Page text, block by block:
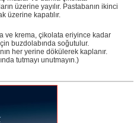
üzerine yayılır. Pastabanın ikinci
üzerine kapatılır.
ve krema, çikolata eriyince kadar
buzdolabında soğutulur.
her yerine dökülerek kaplanır.
tutmayı unutmayın.)